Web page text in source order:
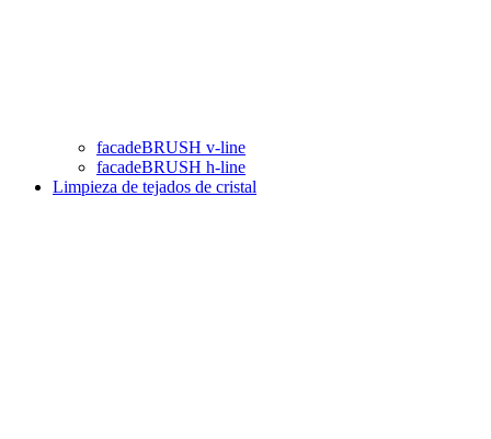
facadeBRUSH v-line
facadeBRUSH h-line
Limpieza de tejados de cristal